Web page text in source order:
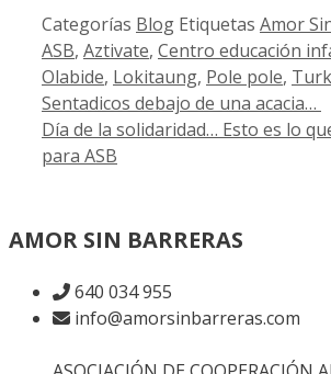
Categorías Blog Etiquetas Amor
ASB, Aztivate, Centro educación
Olabide, Lokitaung, Pole pole,
Sentadicos debajo de una acacia…
Día de la solidaridad… Esto es lo
para ASB
AMOR SIN BARRERAS
640 034 955
info@amorsinbarreras.com